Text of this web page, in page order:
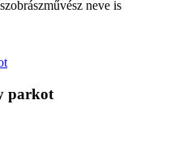
neve is
parkot